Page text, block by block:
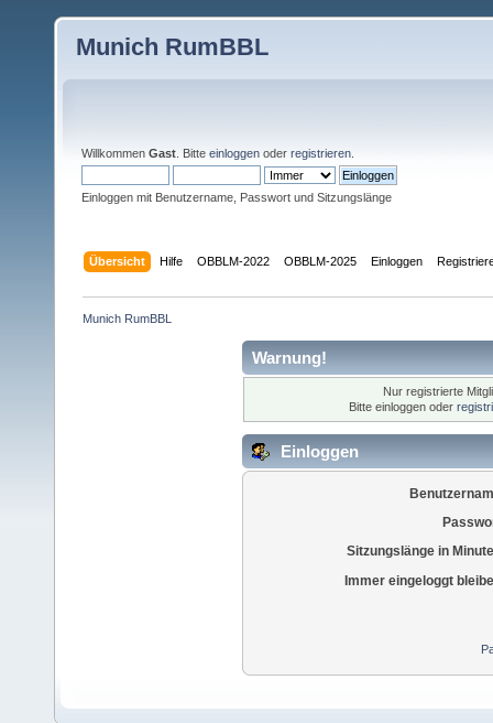
Munich RumBBL
Willkommen Gast . Bitte einloggen oder registrieren
Einloggen mit Benutzername, Passwort und Sitzungslänge
Übersicht Hilfe OBBLM-2022 OBBLM-2025 Einloggen
Munich RumBBL
Warnung!
Nur registrierte
Bitte einloggen oder
Einloggen
Sitzungslänge in
Immer eingeloggt